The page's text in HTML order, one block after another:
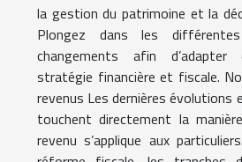
la gestion du patrimoine et la
Plongez dans les
changements afin
stratégie financière et fiscale.
revenus Les dernières évolutions
touchent directement la
revenu s’applique aux